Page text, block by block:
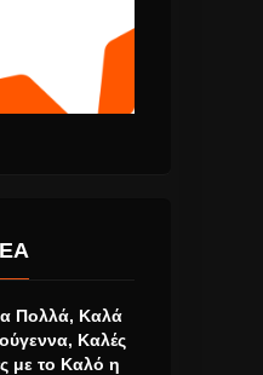
Πολλά, Καλά
Καλές
με το Καλό η